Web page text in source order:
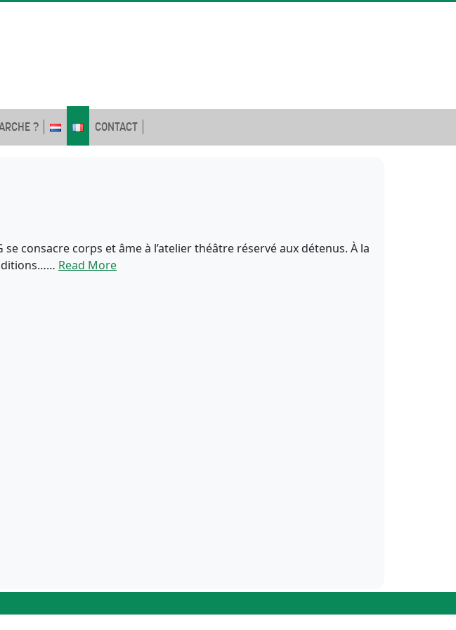
? CONTACT
consacre corps et âme à l’atelier théâtre réservé aux détenus. À la
Read More